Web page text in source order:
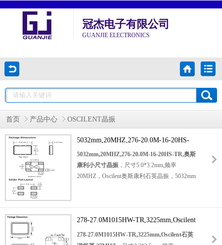
冠杰电子有限公司
GUANJIE ELECTRONICS
首页 产品中心 OSCILENT晶振
5032mm,20MHZ,276-20.0M-16-20HS-
TR,奥斯康利小尺寸晶振
5032mm,20MHZ,276-20.0M-16-20HS-TR,奥斯
康利小尺寸晶振 ，尺寸5.0*3.2mm,频率
20MHZ，Oscilent奥斯康利石英晶振，5032mm
石英晶体谐振器
，无源石英晶振，石英贴片晶振，无源晶振，
SMD晶振，智能手机晶振，多媒体设备晶振，
娱乐设备晶振，数码相机晶振，测试测量晶
278-27.0M1015HW-TR,3225mm,Oscilent
石英谐振器,27MHZ
278-27.0M1015HW-TR,3225mm,Oscilent石英